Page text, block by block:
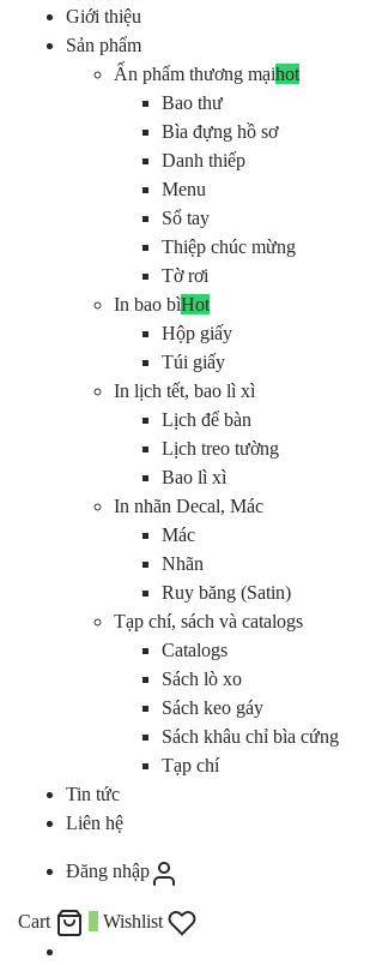
Giới thiệu
Sản phẩm
Ấn phẩm thương mạihot
Bao thư
Bìa đựng hồ sơ
Danh thiếp
Menu
Sổ tay
Thiệp chúc mừng
Tờ rơi
In bao bìHot
Hộp giấy
Túi giấy
In lịch tết, bao lì xì
Lịch để bàn
Lịch treo tường
Bao lì xì
In nhãn Decal, Mác
Mác
Nhãn
Ruy băng (Satin)
Tạp chí, sách và catalogs
Catalogs
Sách lò xo
Sách keo gáy
Sách khâu chỉ bìa cứng
Tạp chí
Tin tức
Liên hệ
Đăng nhập
Cart Wishlist